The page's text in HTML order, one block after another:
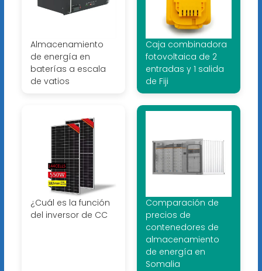
Almacenamiento
de energía en
baterías a escala
de vatios
Caja combinadora
fotovoltaica de 2
entradas y 1 salida
de Fiji
¿Cuál es la función
del inversor de CC
Comparación de
precios de
contenedores de
almacenamiento
de energía en
Somalia